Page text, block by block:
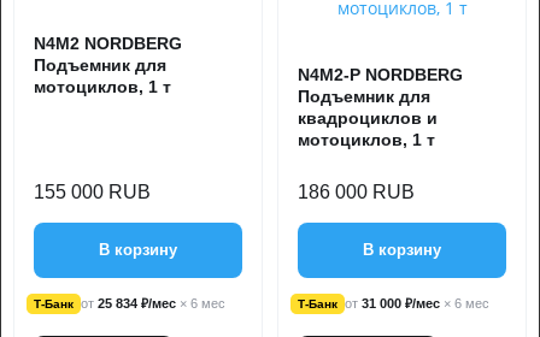
N4M2 NORDBERG
Подъемник для
мотоциклов, 1 т
155 000 RUB
В корзину
Т-Банк от 25 834 ₽/мес × 6 мес
N4M2-P NORDBERG
Подъемник для
квадроциклов и
мотоциклов, 1 т
186 000 RUB
В корзину
Т-Банк от 31 000 ₽/мес × 6 мес